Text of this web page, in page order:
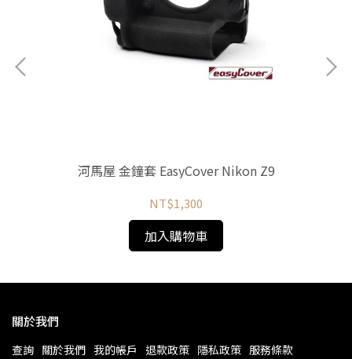
河馬屋 金鐘套 EasyCover Nikon Z9
NT$1,300
加入購物車
關於我們
查詢 關於我們 我的帳戶 退款政策 隱私政策 服務條款